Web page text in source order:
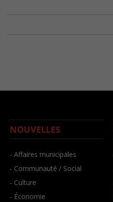
NOUVELLES
- Affaires municipales
- Communauté / Social
- Culture
- Économie